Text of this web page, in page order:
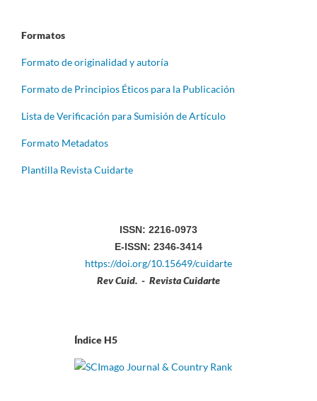
Formatos
Formato de originalidad y autoría
Formato de Principios Éticos para la Publicación
Lista de Verificación para Sumisión de Artículo
Formato Metadatos
Plantilla Revista Cuidarte
ISSN: 2216-0973
E-ISSN: 2346-3414
https://doi.org/10.15649/cuidarte
Rev Cuid. - Revista Cuidarte
Índice H5